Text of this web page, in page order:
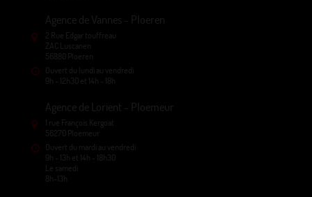
Agence de Vannes - Ploeren
2 Rue Edgar touffreau
ZAC Luscanen
56880 Ploeren
Ouvert du lundi au vendredi
9h - 12h30 et 14h - 18h
Agence de Lorient - Ploemeur
1 rue François Kergoat
56270 Ploemeur
Ouvert du mardi au vendredi
9h - 13h et 14h - 18h30
Le samedi
8h-13h